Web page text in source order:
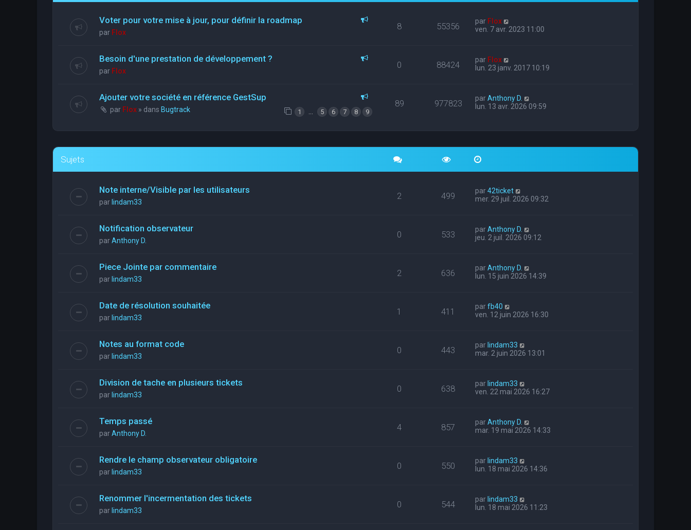
Voter pour votre mise à jour, pour définir la roadmap
par Flox
8 55356 par Flox
ven. 7 avr. 2023 11:00
Besoin d'une prestation de développement ?
par Flox
0 88424 par Flox
lun. 23 janv. 2017 10:19
Ajouter votre société en référence GestSup
par Flox » dans Bugtrack 1 5 6 7 8 9
89 977823 parAnthony D.
lun. 13 avr. 2026 09:59
Sujets
Note interne/Visible par les utilisateurs
par lindam33
2 499 par42ticket
mer. 29 juil. 2026 09:32
Notification observateur
parAnthony D.
0 533 parAnthony D.
jeu. 2 juil. 2026 09:12
Piece Jointe par commentaire
par lindam33
2 636 parAnthony D.
lun. 15 juin 2026 14:39
Date de résolution souhaitée
par lindam33
1 411 parfb40
ven. 12 juin 2026 16:30
Notes au format code
par lindam33
0 443 par lindam33
mar. 2 juin 2026 13:01
Division de tache en plusieurs tickets
par lindam33
0 638 par lindam33
ven. 22 mai 2026 16:27
Temps passé
parAnthony D.
4 857 parAnthony D.
mar. 19 mai 2026 14:33
Rendre le champ observateur obligatoire
par lindam33
0 550 par lindam33
lun. 18 mai 2026 14:36
Renommer l'incermentation des tickets
par lindam33
0 544 par lindam33
lun. 18 mai 2026 11:23